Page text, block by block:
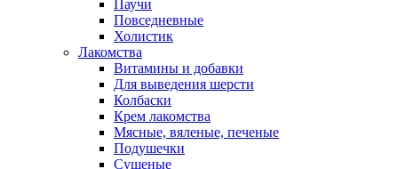
Паучи
Повседневные
Холистик
Лакомства
Витамины и добавки
Для выведения шерсти
Колбаски
Крем лакомства
Мясные, вяленые, печеные
Подушечки
Сушеные